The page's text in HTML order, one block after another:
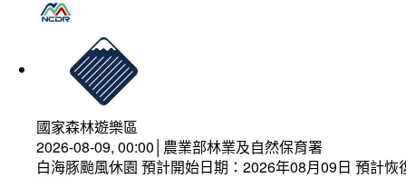
國家森林遊樂區
2026-08-09, 00:00│農業部林業及自然保育署
白海豚颱風休園 預計開始日期：2026年08月09日 預計